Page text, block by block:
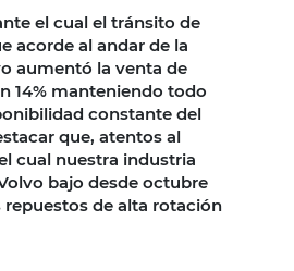
el cual el tránsito de
acorde al andar de la
aumentó la venta de
14% manteniendo todo
constante del
que, atentos al
cual nuestra industria
bajo desde octubre
repuestos de alta rotación